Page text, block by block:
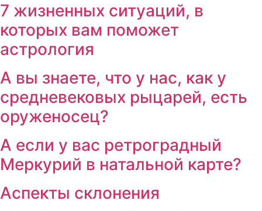
7 жизненных ситуаций, в
которых вам поможет
астрология
А вы знаете, что у нас, как у
средневековых рыцарей, есть
оруженосец?
А если у вас ретроградный
Меркурий в натальной карте?
Аспекты склонения